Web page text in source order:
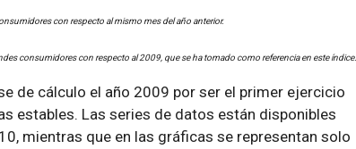
con respecto al mismo mes del año anterior.
consumidores con respecto al 2009, que se ha tomado como referencia en este índice.
de cálculo el año 2009 por ser el primer ejercicio
estables. Las series de datos están disponibles
mientras que en las gráficas se representan solo